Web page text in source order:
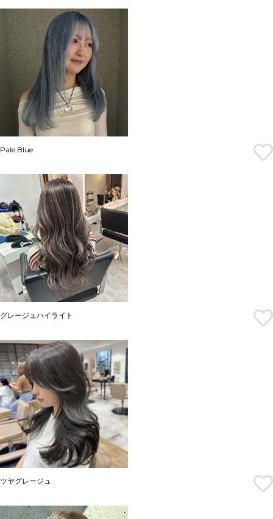
Pale Blue
グレージュハイライト
ツヤグレージュ